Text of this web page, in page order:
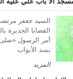
السيد جعفر
القضايا الجديرة
أمر الرسول «صلى
بسد الأبواب
المزيد